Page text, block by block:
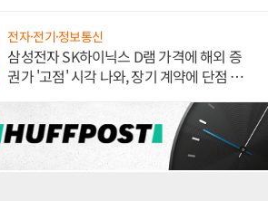
전자·전기·정보통신
삼성전자 SK하이닉스 D램 가격에 해외 증
권가 '고점' 시각 나와, 장기 계약에 단점 부